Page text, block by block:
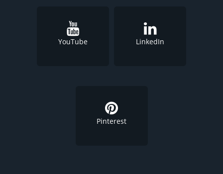
YouTube LinkedIn
Pinterest